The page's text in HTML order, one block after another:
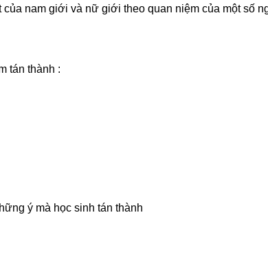
nam giới và nữ giới theo quan niệm của một số
tán thành :
ý mà học sinh tán thành